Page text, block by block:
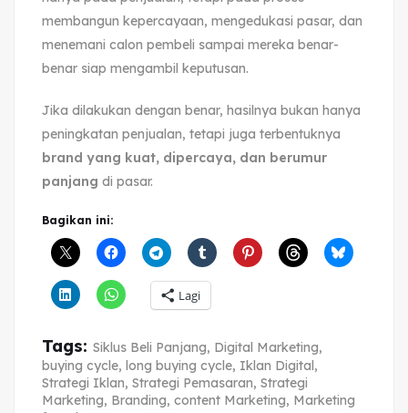
membangun kepercayaan, mengedukasi pasar, dan
menemani calon pembeli sampai mereka benar-
benar siap mengambil keputusan.
Jika dilakukan dengan benar, hasilnya bukan hanya
peningkatan penjualan, tetapi juga terbentuknya
brand yang kuat, dipercaya, dan berumur
panjang di pasar.
Bagikan ini:
Lagi
Tags: Siklus Beli Panjang, Digital Marketing,
buying cycle, long buying cycle, Iklan Digital,
Strategi Iklan, Strategi Pemasaran, Strategi
Marketing, Branding, content Marketing, Marketing